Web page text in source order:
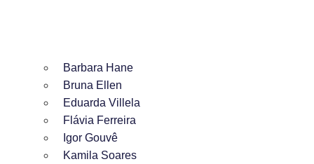
Barbara Hane
Bruna Ellen
Eduarda Villela
Flávia Ferreira
Igor Gouvê
Kamila Soares